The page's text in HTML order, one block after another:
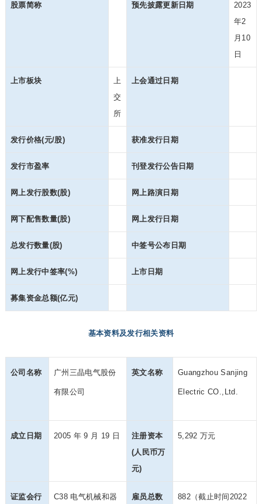
股票简称 预先披露更新日期
2023
年2
月10
日
上市板块
上
交
所
上会通过日期
发行价格(元/股) 获准发行日期
发行市盈率 刊登发行公告日期
网上发行股数(股) 网上路演日期
网下配售数量(股) 网上发行日期
总发行数量(股) 中签号公布日期
网上发行中签率(%) 上市日期
募集资金总额(亿元)
基本资料及发行相关资料
公司名称 广州三晶电气股份
有限公司
英文名称 Guangzhou Sanjing
Electric CO.,Ltd.
成立日期 2005 年 9 月 19 日
注册资本
(人民币万
元)
5,292 万元
证监会行
C38 电气机械和器
雇员总数
882（截止时间2022